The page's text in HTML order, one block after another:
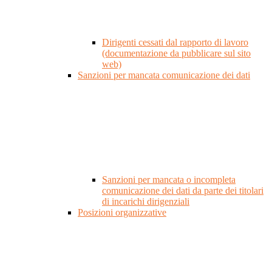
Dirigenti cessati dal rapporto di lavoro
(documentazione da pubblicare sul sito
web)
Sanzioni per mancata comunicazione dei dati
Sanzioni per mancata o incompleta
comunicazione dei dati da parte dei titolari
di incarichi dirigenziali
Posizioni organizzative